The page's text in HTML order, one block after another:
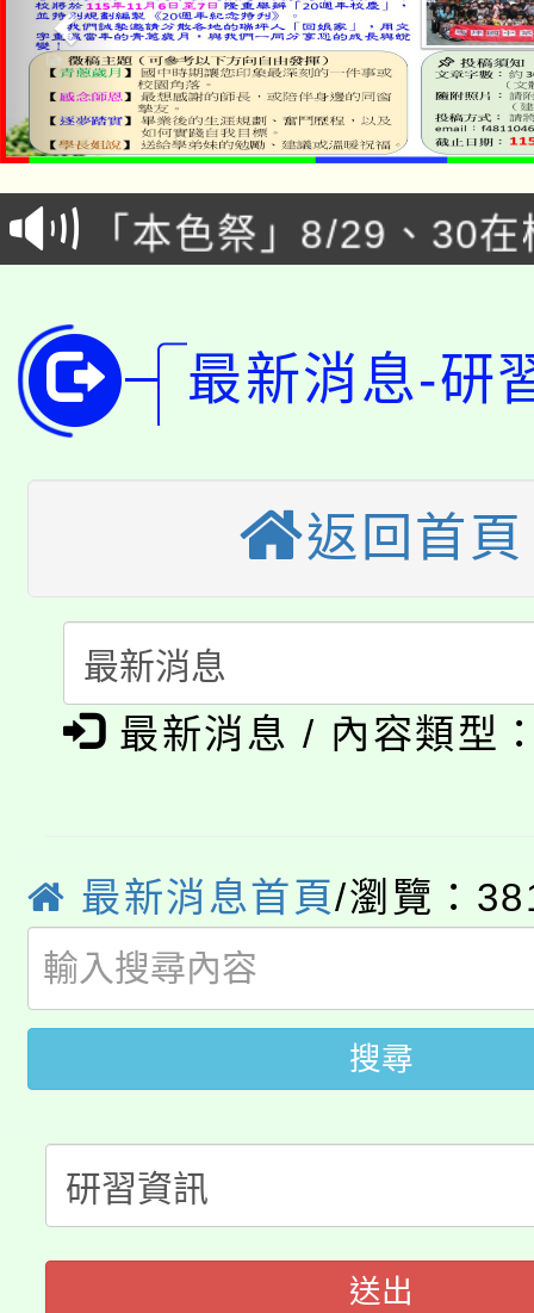
公告本校115學年度第
代理(課)教師甄選結果
「本色祭」8/29、30
8/21下午1時於龍潭區
徵才活動。
YOUNG桃局內行報名
局官網。
8月14至27日，桃園電
田徑場及游泳池舉行。
桃園市低收入戶享有免
半價優惠，詳情可洽有
者。
大園自造教育及科技
份教師增能研習
大溪自造教育及科技中
份教師研習
淨零綠生活教案入校路
會
公告本校115學年度第
告(尚有缺額)
場熱烈登場!
8/21下午1時於龍潭區
徵才活動。
YOUNG桃局內行報名
局官網。
8月14至27日，桃園電
115年桃園市運動會8/
視費優惠，中低收入戶
半價優惠，詳情可洽有
大園自造教育及科技中
份教師增能研習
大溪自造教育及科技中
淨零綠生活教案入校路
最新消息-研
返回首頁
最新消息 / 內容類型
最新消息首頁/瀏覽：
搜尋
送出